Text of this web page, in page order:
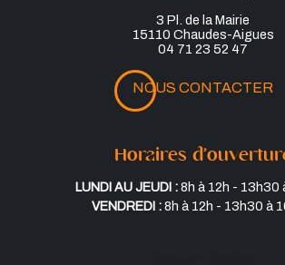
3 Pl. de la Mairie
15110 Chaudes-Aigues
04 71 23 52 47
NOUS CONTACTER
Horaires
Lundi au jeudi :8h à 12h - 13h30
Vendredi :8h à 12h - 13h30 à